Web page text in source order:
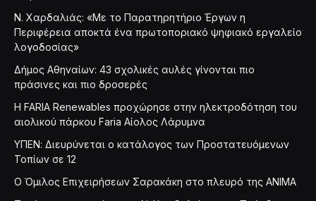
Ν. Χαρδαλιάς: «Με το Παρατηρητήριο Έργων η
Περιφέρεια αποκτά ένα πρωτοποριακό ψηφιακό εργαλείο
λογοδοσίας»
Δήμος Αθηναίων: 43 σχολικές αυλές γίνονται πιο
πράσινες και πιο δροσερές
Η FARIA Renewables προχώρησε στην ηλεκτροδότηση του
αιολικού πάρκου Faria Αίολος Λάρυμνα
ΥΠΕΝ: Διευρύνεται ο κατάλογος των Προστατευόμενων
Τοπίων σε 12
O Όμιλος Επιχειρήσεων Σαρακάκη στο πλευρό της ΑΝΙΜΑ